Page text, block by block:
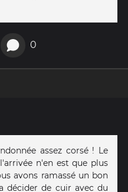
0
assez corsé ! Le
n'en est que plus
avons ramassé un bon
décider de cuir avec du